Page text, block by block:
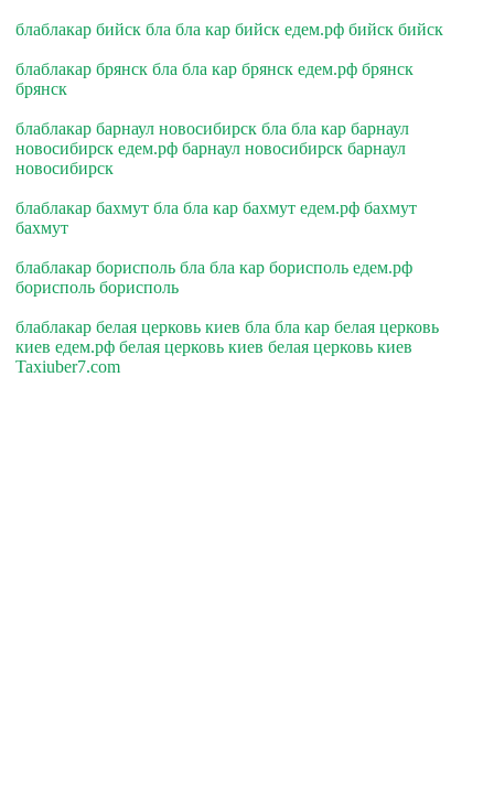
блаблакар бийск бла бла кар бийск едем.рф бийск бийск
блаблакар брянск бла бла кар брянск едем.рф брянск
брянск
блаблакар барнаул новосибирск бла бла кар барнаул
новосибирск едем.рф барнаул новосибирск барнаул
новосибирск
блаблакар бахмут бла бла кар бахмут едем.рф бахмут
бахмут
блаблакар борисполь бла бла кар борисполь едем.рф
борисполь борисполь
блаблакар белая церковь киев бла бла кар белая церковь
киев едем.рф белая церковь киев белая церковь киев
Taxiuber7.com